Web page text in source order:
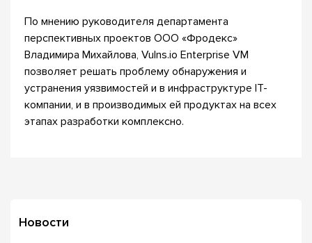
По мнению руководителя департамента
перспективных проектов ООО «Фродекс»
Владимира Михайлова, Vulns.io Enterprise VM
позволяет решать проблему обнаружения и
устранения уязвимостей и в инфраструктуре IT-
компании, и в производимых ей продуктах на всех
этапах разработки комплексно.
Новости